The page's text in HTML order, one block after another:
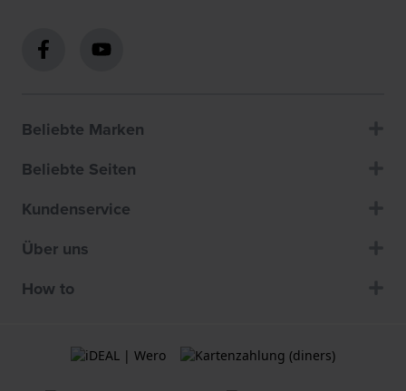
Beliebte Marken
Beliebte Seiten
Kundenservice
Über uns
How to